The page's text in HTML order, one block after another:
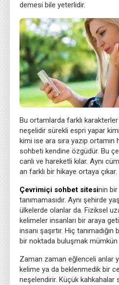
demesi bile yeterlidir.
Bu ortamlarda farklı
neşelidir sürekli espri yapar
kimi ise ara sıra yazıp ortamın
sohbeti kendine özgüdür. Bu
canlı ve hareketli kılar. Aynı
an farklı bir hikaye ortaya çıkar.
Çevrimiçi sohbet sitesinin
tanımamasıdır. Aynı şehirde
ülkelerde olanlar da. Fiziksel
kelimeler insanları bir araya
insanı şaşırtır. Hiç
bir noktada buluşmak mümkün
Zaman zaman eğlenceli anlar
kelime ya da beklenmedik bir
neşelendirir. Küçük kahkahalar